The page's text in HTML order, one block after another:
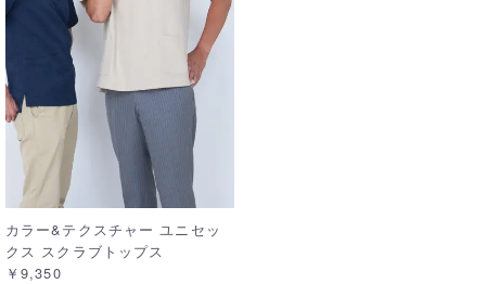
カラー&テクスチャー ユニセッ
クス スクラブトップス
￥9,350